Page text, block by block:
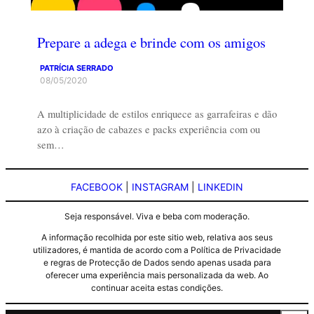
Prepare a adega e brinde com os amigos
PATRÍCIA SERRADO
08/05/2020
A multiplicidade de estilos enriquece as garrafeiras e dão
azo à criação de cabazes e packs experiência com ou
sem…
FACEBOOK INSTAGRAM LINKEDIN
Seja responsável. Viva e beba com moderação.
A informação recolhida por este sitio web, relativa aos seus
utilizadores, é mantida de acordo com a Política de Privacidade
e regras de Protecção de Dados sendo apenas usada para
oferecer uma experiência mais personalizada da web. Ao
continuar aceita estas condições.